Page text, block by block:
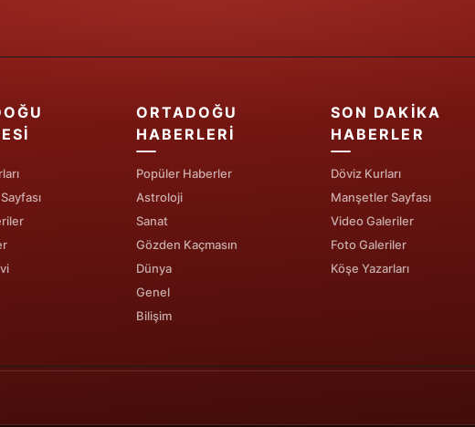
Kahramanmaraş
Nevşehir
Sakarya
ORTADOĞU
HABERLERI
Popüler Haberler
Astroloji
Sanat
Gözden Kaçmasın
Dünya
Genel
Bilişim
SON DAKIKA
HABERLER
Döviz Kurları
Manşetler Sayfası
Video Galeriler
Foto Galeriler
Köşe Yazarları